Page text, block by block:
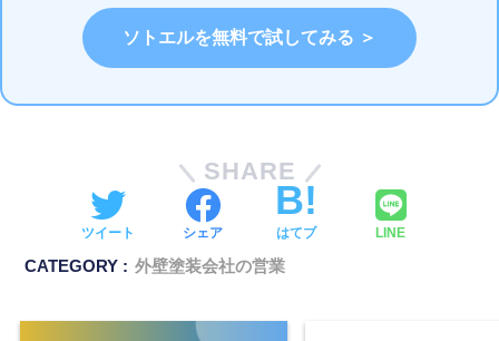
ソトエルを無料で試してみる ＞
SHARE
ツイート シェア はてブ LINE
CATEGORY : 外壁塗装会社の営業